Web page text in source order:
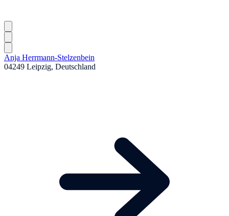
Anja Herrmann-Stelzenbein
04249 Leipzig, Deutschland